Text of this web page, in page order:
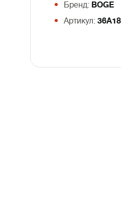
Бренд: BOGE
Артикул: